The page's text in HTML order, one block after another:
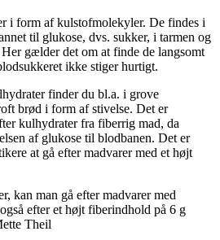
i form af kulstofmolekyler. De findes i
til glukose, dvs. sukker, i tarmen og
gælder det om at finde de langsomt
ikke stiger hurtigt.
finder du bl.a. i grove
brød i form af stivelse. Det er
kulhydrater fra fiberrig mad, da
af glukose til blodbanen. Det er
at gå efter madvarer med et højt
kan man gå efter madvarer med
efter et højt fiberindhold på 6 g
Theil